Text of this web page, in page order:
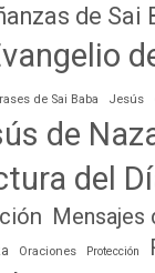
de Sai
de Sai Baba Jesús
de
del
Mensajes
Oraciones Protección